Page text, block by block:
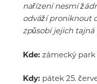
nařízení nesmí
odváží proniknout
způsobí jejich
Kde: zámecký
Kdy: pátek 25.